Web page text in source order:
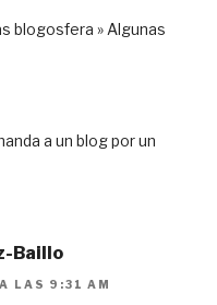
blogosfera » Algunas
a un blog por un
Baillo
LAS 9:31 AM